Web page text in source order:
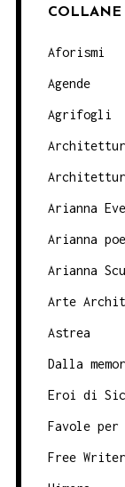
COLLANE
Aforismi
Agende
Agrifogli
Arianna
Arianna
Arianna
Arte
Astrea
Dalla
Eroi di
Favole
Free